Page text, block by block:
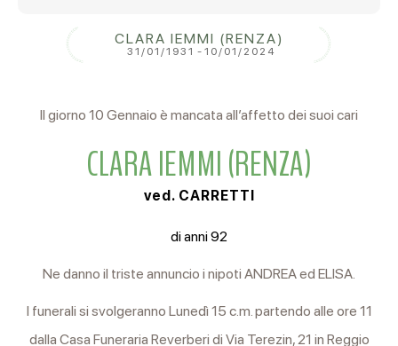
CLARA IEMMI (RENZA)
31/01/1931 - 10/01/2024
Il giorno 10 Gennaio è mancata all’affetto dei suoi cari
CLARA IEMMI (RENZA)
ved. CARRETTI
di anni 92
Ne danno il triste annuncio i nipoti ANDREA ed ELISA.
I funerali si svolgeranno Lunedì 15 c.m. partendo alle ore 11
dalla Casa Funeraria Reverberi di Via Terezin, 21 in Reggio